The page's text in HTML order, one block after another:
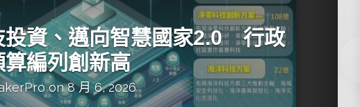
AI方案比較：
投資、邁向智慧國家2.0 行政
編列創新高
on 8 月 6, 2026